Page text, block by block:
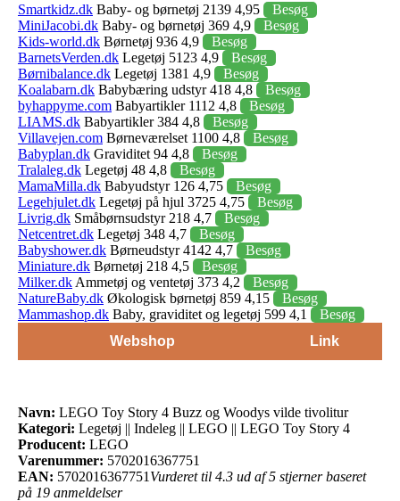
Smartkidz.dk Baby- og børnetøj 2139 4,95
Besøg
MiniJacobi.dk Baby- og børnetøj 369 4,9
Besøg
Kids-world.dk Børnetøj 936 4,9
Besøg
BarnetsVerden.dk Legetøj 5123 4,9
Besøg
Børnibalance.dk Legetøj 1381 4,9
Besøg
Koalabarn.dk Babybæring udstyr 418 4,8
Besøg
byhappyme.com Babyartikler 1112 4,8
Besøg
LIAMS.dk Babyartikler 384 4,8
Besøg
Villavejen.com Børneværelset 1100 4,8
Besøg
Babyplan.dk Graviditet 94 4,8
Besøg
Tralaleg.dk Legetøj 48 4,8
Besøg
MamaMilla.dk Babyudstyr 126 4,75
Besøg
Legehjulet.dk Legetøj på hjul 3725 4,75
Besøg
Livrig.dk Småbørnsudstyr 218 4,7
Besøg
Netcentret.dk Legetøj 348 4,7
Besøg
Babyshower.dk Børneudstyr 4142 4,7
Besøg
Miniature.dk Børnetøj 218 4,5
Besøg
Milker.dk Ammetøj og ventetøj 373 4,2
Besøg
NatureBaby.dk Økologisk børnetøj 859 4,15
Besøg
Mammashop.dk Baby, graviditet og legetøj 599 4,1
Besøg
Webshop
Link
Navn: LEGO Toy Story 4 Buzz og Woodys vilde tivolitur
Kategori: Legetøj || Indeleg || LEGO || LEGO Toy Story 4
Producent: LEGO
Varenummer: 5702016367751
EAN: 5702016367751 Vurderet til 4.3 ud af 5 stjerner baseret
på 19 anmeldelser